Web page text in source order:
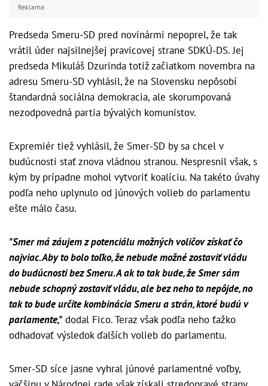
Reklama
Predseda Smeru-SD pred novinármi nepoprel, že tak
vrátil úder najsilnejšej pravicovej strane SDKÚ-DS. Jej
predseda Mikuláš Dzurinda totiž začiatkom novembra na
adresu Smeru-SD vyhlásil, že na Slovensku nepôsobí
štandardná sociálna demokracia, ale skorumpovaná
nezodpovedná partia bývalých komunistov.
Expremiér tiež vyhlásil, že Smer-SD by sa chcel v
budúcnosti stať znova vládnou stranou. Nespresnil však, s
kým by prípadne mohol vytvoriť koalíciu. Na takéto úvahy
podľa neho uplynulo od júnových volieb do parlamentu
ešte málo času.
"Smer má záujem z potenciálu možných voličov získať čo
najviac. Aby to bolo toľko, že nebude možné zostaviť vládu
do budúcnosti bez Smeru. A ak to tak bude, že Smer sám
nebude schopný zostaviť vládu, ale bez neho to nepôjde, no
tak to bude určite kombinácia Smeru a strán, ktoré budú v
parlamente," dodal Fico. Teraz však podľa neho ťažko
odhadovať výsledok ďalších volieb do parlamentu.
Smer-SD síce jasne vyhral júnové parlamentné voľby,